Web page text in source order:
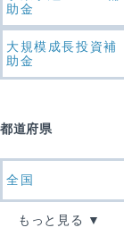
助金
大規模成長投資補
助金
都道府県
全国
もっと見る